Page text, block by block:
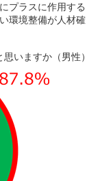
プラスに作用する
環境整備が人材確
いますか（男性）